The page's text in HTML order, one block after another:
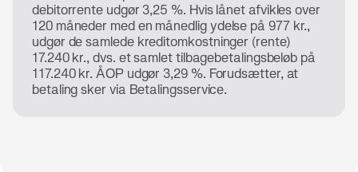
debitorrente udgør 3,25 %. Hvis lånet afvikles over
120 måneder med en månedlig ydelse på 977 kr.,
udgør de samlede kreditomkostninger (rente)
17.240 kr., dvs. et samlet tilbagebetalingsbeløb på
117.240 kr. ÅOP udgør 3,29 %. Forudsætter, at
betaling sker via Betalingsservice.